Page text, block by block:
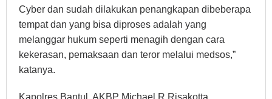
Cyber dan sudah dilakukan penangkapan dibeberapa
tempat dan yang bisa diproses adalah yang
melanggar hukum seperti menagih dengan cara
kekerasan, pemaksaan dan teror melalui medsos,”
katanya.
Kapolres Bantul, AKBP Michael R Risakotta